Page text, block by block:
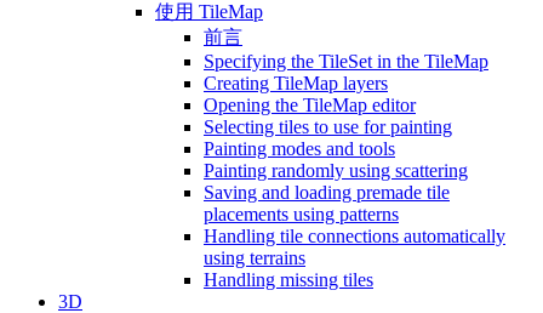
使用 TileMap
前言
Specifying the TileSet in the TileMap
Creating TileMap layers
Opening the TileMap editor
Selecting tiles to use for painting
Painting modes and tools
Painting randomly using scattering
Saving and loading premade tile
placements using patterns
Handling tile connections automatically
using terrains
Handling missing tiles
3D